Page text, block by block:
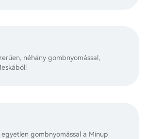
néhány gombnyomással,
gombnyomással a Minup